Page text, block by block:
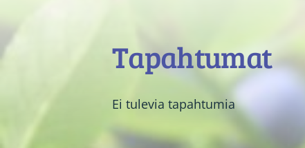
Tapahtumat
Ei tulevia tapahtumia